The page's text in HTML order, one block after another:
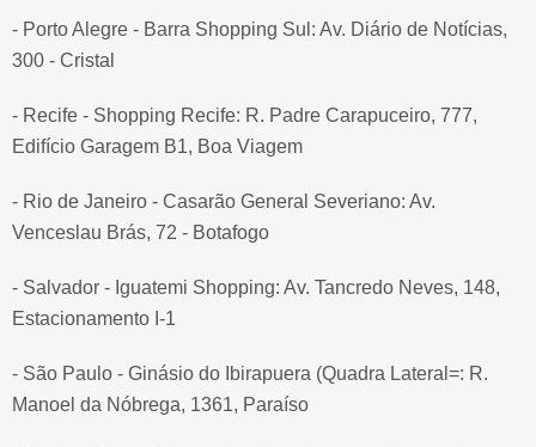
- Porto Alegre - Barra Shopping Sul: Av. Diário de Notícias,
300 - Cristal
- Recife - Shopping Recife: R. Padre Carapuceiro, 777,
Edifício Garagem B1, Boa Viagem
- Rio de Janeiro - Casarão General Severiano: Av.
Venceslau Brás, 72 - Botafogo
- Salvador - Iguatemi Shopping: Av. Tancredo Neves, 148,
Estacionamento I-1
- São Paulo - Ginásio do Ibirapuera (Quadra Lateral=: R.
Manoel da Nóbrega, 1361, Paraíso